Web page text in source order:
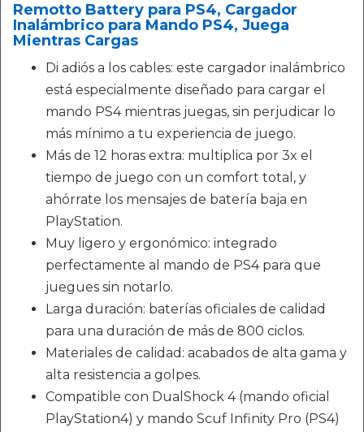
Remotto Battery para PS4, Cargador
Inalámbrico para Mando PS4, Juega
Mientras Cargas
Di adiós a los cables: este cargador inalámbrico
está especialmente diseñado para cargar el
mando PS4 mientras juegas, sin perjudicar lo
más mínimo a tu experiencia de juego.
Más de 12 horas extra: multiplica por 3x el
tiempo de juego con un comfort total, y
ahórrate los mensajes de batería baja en
PlayStation.
Muy ligero y ergonómico: integrado
perfectamente al mando de PS4 para que
juegues sin notarlo.
Larga duración: baterías oficiales de calidad
para una duración de más de 800 ciclos.
Materiales de calidad: acabados de alta gama y
alta resistencia a golpes.
Compatible con DualShock 4 (mando oficial
PlayStation4) y mando Scuf Infinity Pro (PS4)